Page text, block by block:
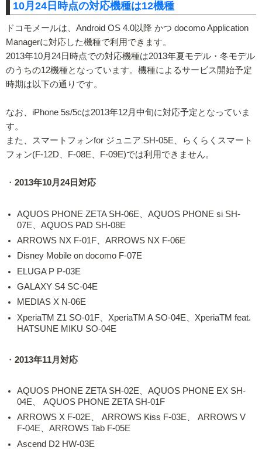
10月24日時点の対応機種は12機種
ドコモメールは、Android OS 4.0以降 かつ docomo Application
Managerに対応した機種で利用できます。
2013年10月24日時点での対応機種は2013年夏モデル・冬モデル
のうちの12機種となっています。機種によるサービス開始予定
時期は以下の通りです。
なお、iPhone 5s/5cは2013年12月中旬に対応予定となっていま
す。
また、スマートフォンfor ジュニア SH-05E、らくらくスマート
フォン(F-12D、F-08E、F-09E)では利用できません。
・ 2013年10月24日対応
AQUOS PHONE ZETA SH-06E、AQUOS PHONE si SH-
07E、AQUOS PAD SH-08E
ARROWS NX F-01F、ARROWS NX F-06E
Disney Mobile on docomo F-07E
ELUGA P P-03E
GALAXY S4 SC-04E
MEDIAS X N-06E
XperiaTM Z1 SO-01F、XperiaTM A SO-04E、XperiaTM feat.
HATSUNE MIKU SO-04E
・ 2013年11月対応
AQUOS PHONE ZETA SH-02E、AQUOS PHONE EX SH-
04E、 AQUOS PHONE ZETA SH-01F
ARROWS X F-02E、 ARROWS Kiss F-03E、 ARROWS V
F-04E、ARROWS Tab F-05E
Ascend D2 HW-03E